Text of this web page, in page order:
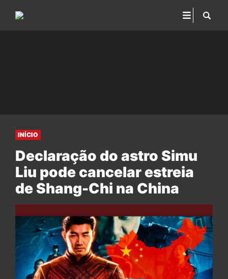
INÍCIO
Declaração do astro Simu
Liu pode cancelar estreia
de Shang-Chi na China